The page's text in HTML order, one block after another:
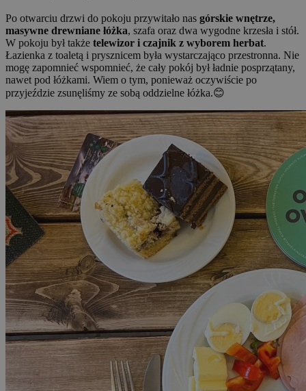
Po otwarciu drzwi do pokoju przywitało nas górskie wnętrze,
masywne drewniane łóżka, szafa oraz dwa wygodne krzesła i stół.
W pokoju był także telewizor i czajnik z wyborem herbat.
Łazienka z toaletą i prysznicem była wystarczająco przestronna. Nie
mogę zapomnieć wspomnieć, że cały pokój był ładnie posprzątany,
nawet pod łóżkami. Wiem o tym, ponieważ oczywiście po
przyjeździe zsunęliśmy ze sobą oddzielne łóżka.😊